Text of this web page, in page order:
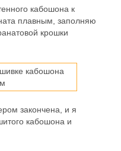
кабошона к
плавным, заполняю
крошки
закончена, и я
кабошона и